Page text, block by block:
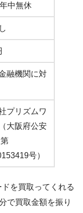
中無休
融機関に対
プリズムワ
大阪府公安
号）
を買取ってくれる
で買取金額を振り